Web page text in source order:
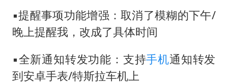
▪️提醒事项功能增强：取消了模糊的下午/
晚上提醒我，改成了具体时间
▪️全新通知转发功能：支持手机通知转发
到安卓手表/特斯拉车机上